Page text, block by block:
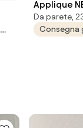
Applique
alluminio
Da parete,
Consegna